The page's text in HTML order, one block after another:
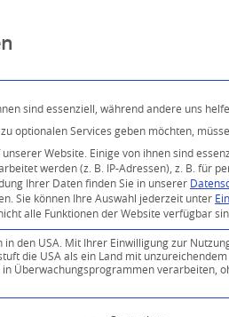
sind essenziell, während andere uns
optionalen Services geben möchten,
Website. Einige von ihnen sind
werden (z. B. IP-Adressen), z. B. für
Ihrer Daten finden Sie in unserer
Sie können Ihre Auswahl jederzeit unter
alle Funktionen der Website verfügbar
den USA. Mit Ihrer Einwilligung zur
die USA als ein Land mit
Überwachungsprogrammen verarbeiten,